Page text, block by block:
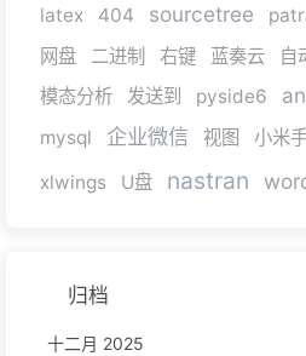
latex 404 sourcetree
网盘 二进制 右键 蓝奏云 自
模态分析
发送到 pyside6
mysql
企业微信 视图 小米
xlwings
U盘 nastran
归档
十二月 2025